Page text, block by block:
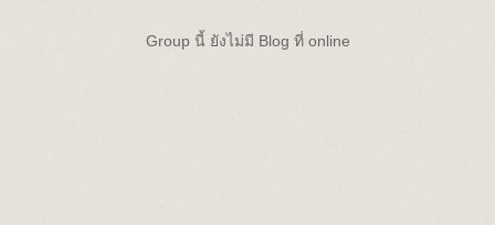
Group นี้ ยังไม่มี Blog ที่ online